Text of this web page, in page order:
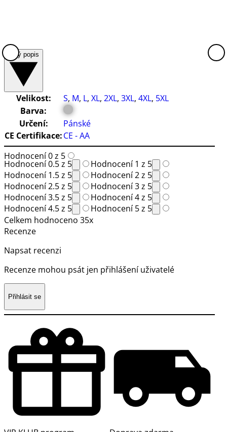
Celý popis
Velikost: S, M, L, XL, 2XL, 3XL, 4XL, 5XL
Barva:
Určení:
Pánské
CE Certifikace:CE - AA
Hodnocení 0 z 5
Hodnocení 0.5 z 5
Hodnocení 1 z 5
Hodnocení 1.5 z 5
Hodnocení 2 z 5
Hodnocení 2.5 z 5
Hodnocení 3 z 5
Hodnocení 3.5 z 5
Hodnocení 4 z 5
Hodnocení 4.5 z 5
Hodnocení 5 z 5
Celkem hodnoceno 35x
Recenze
Napsat recenzi
Recenze mohou psát jen přihlášení uživatelé
Přihlásit se